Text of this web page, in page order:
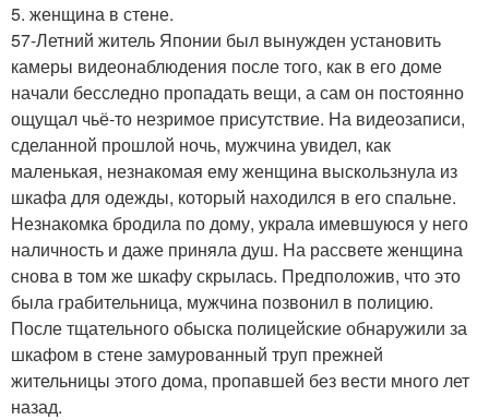
5. женщина в стене.
57-Летний житель Японии был вынужден установить
камеры видеонаблюдения после того, как в его доме
начали бесследно пропадать вещи, а сам он постоянно
ощущал чьё-то незримое присутствие. На видеозаписи,
сделанной прошлой ночь, мужчина увидел, как
маленькая, незнакомая ему женщина выскользнула из
шкафа для одежды, который находился в его спальне.
Незнакомка бродила по дому, украла имевшуюся у него
наличность и даже приняла душ. На рассвете женщина
снова в том же шкафу скрылась. Предположив, что это
была грабительница, мужчина позвонил в полицию.
После тщательного обыска полицейские обнаружили за
шкафом в стене замурованный труп прежней
жительницы этого дома, пропавшей без вести много лет
назад.